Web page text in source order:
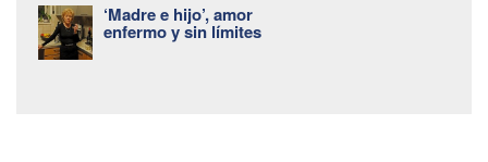
‘Madre e hijo’, amor
enfermo y sin límites